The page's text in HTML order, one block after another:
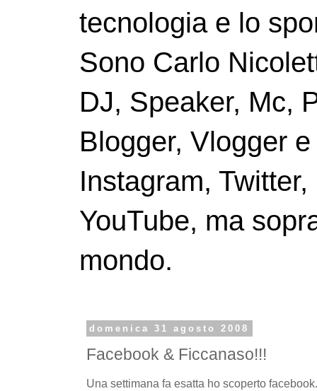
tecnologia e lo
Sono Carlo
DJ, Speaker, Mc,
Blogger, Vlogger
Instagram,
YouTube, ma
mondo.
domenica 31 agosto 2008
Facebook & Ficcanaso!!!
Una settimana fa esatta ho scoperto